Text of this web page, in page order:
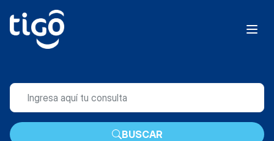
BUSCAR